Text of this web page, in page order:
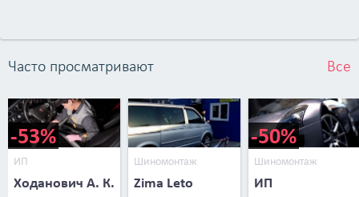
Часто просматривают Все
-53%
ИП
Ходанович А. К.
Шиномонтаж
Zima Leto
-50%
Шиномонтаж
ИП